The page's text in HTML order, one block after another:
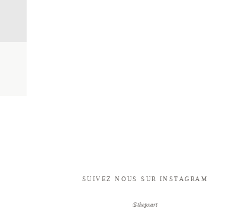
SUIVEZ NOUS SUR INSTAGRAM
@thepxart